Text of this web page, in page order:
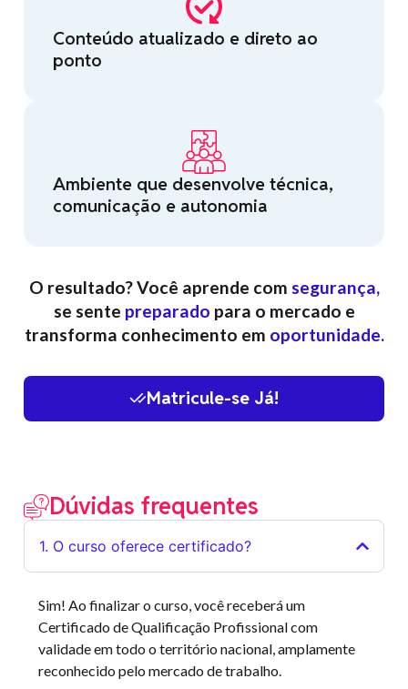
Conteúdo atualizado e direto ao
ponto
Ambiente que desenvolve técnica,
comunicação e autonomia
O resultado? Você aprende com segurança,
se sente preparado para o mercado e
transforma conhecimento em oportunidade.
Matricule-se Já!
Dúvidas frequentes
1. O curso oferece certificado?
Sim! Ao finalizar o curso, você receberá um
Certificado de Qualificação Profissional com
validade em todo o território nacional, amplamente
reconhecido pelo mercado de trabalho.